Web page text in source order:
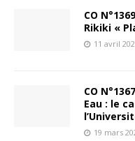
CO
Rikiki «
11 avril
CO
Eau : le
19 mars